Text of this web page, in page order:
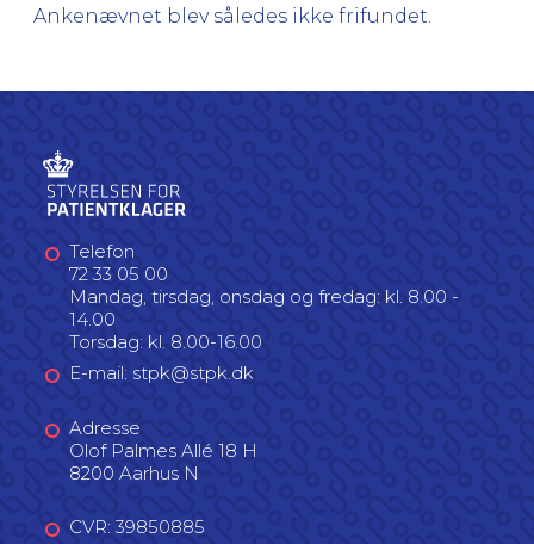
Ankenævnet blev således ikke frifundet.
Telefon
72 33 05 00
Mandag, tirsdag, onsdag og fredag: kl. 8.00 -
14.00
Torsdag: kl. 8.00-16.00
E-mail: stpk@stpk.dk
Adresse
Olof Palmes Allé 18 H
8200 Aarhus N
CVR: 39850885